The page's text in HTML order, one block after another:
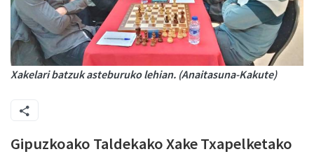
Xakelari batzuk asteburuko lehian. (Anaitasuna-Kakute)
Gipuzkoako Taldekako Xake Txapelketako